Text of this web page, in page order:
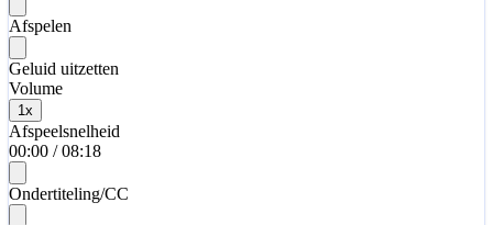
Afspelen
Geluid uitzetten
Volume
1 x
Afspeelsnelheid
00:00 / 08:18
Ondertiteling/CC